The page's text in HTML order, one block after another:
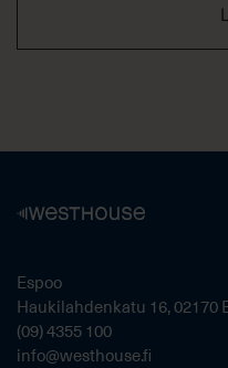
Espoo
Haukilahdenkatu 16, 02170
(09) 4355 100
info@westhouse.fi